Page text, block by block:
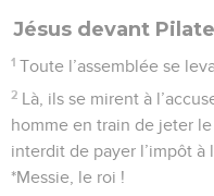
Jésus devant Pilate
1 Toute l’assemblée se
2 Là, ils se mirent à
homme en train de jeter
interdit de payer l’impôt à
*Messie, le roi !